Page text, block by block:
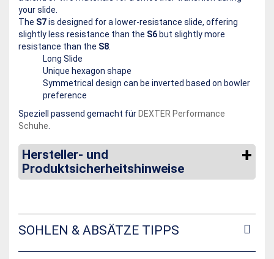
your slide.
The S7is designed for a lower-resistance slide, offering
slightly less resistance than the S6 but slightly more
resistance than the S8.
Long Slide
Unique hexagon shape
Symmetrical design can be inverted based on bowler
preference
Speziell passend gemacht für DEXTER Performance
Schuhe.
Hersteller- und
Produktsicherheitshinweise
SOHLEN & ABSÄTZE TIPPS